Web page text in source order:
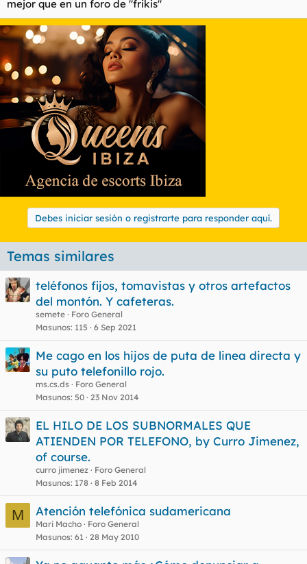
mejor que en un foro de "frikis"
Debes iniciar sesión o registrarte para responder aquí.
Temas similares
teléfonos fijos, tomavistas y otros artefactos
del montón. Y cafeteras.
semete
Foro General
Masunos 115 6 Sep 2021
Me cago en los hijos de puta de linea directa y
su puto telefonillo rojo.
ms.cs.ds
Foro General
Masunos 50 23 Nov 2014
EL HILO DE LOS SUBNORMALES QUE
ATIENDEN POR TELEFONO, by Curro Jimenez,
of course.
curro jimenez
Foro General
Masunos 178 8 Feb 2014
M Atención telefónica sudamericana
Mari Macho
Foro General
Masunos 61 28 May 2010